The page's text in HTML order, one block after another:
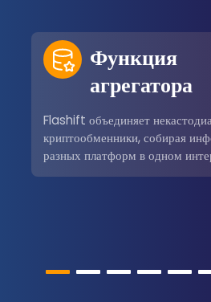
Функция
агрегатора
Flashift объединяет
криптообменники, собирая
разных платформ в одном